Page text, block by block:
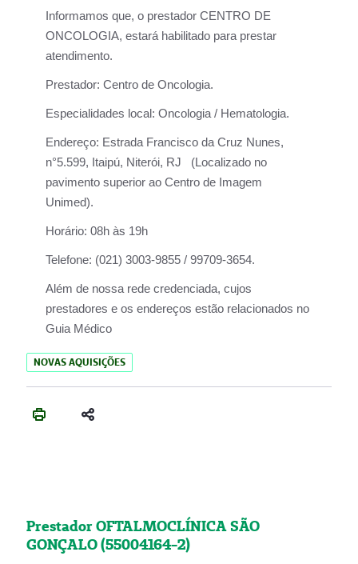
Informamos que, o prestador CENTRO DE
ONCOLOGIA, estará habilitado para prestar
atendimento.
Prestador: Centro de Oncologia.
Especialidades local: Oncologia / Hematologia.
Endereço: Estrada Francisco da Cruz Nunes,
n°5.599, Itaipú, Niterói, RJ (Localizado no
pavimento superior ao Centro de Imagem
Unimed).
Horário: 08h às 19h
Telefone: (021) 3003-9855 / 99709-3654.
Além de nossa rede credenciada, cujos
prestadores e os endereços estão relacionados no
Guia Médico
NOVAS AQUISIÇÕES
Prestador OFTALMOCLÍNICA SÃO
GONÇALO (55004164-2)